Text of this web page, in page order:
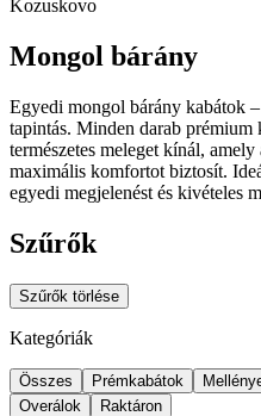
Kozuskovo
Mongol bárány
Egyedi mongol bárány kabátok
tapintás. Minden darab
természetes meleget kínál,
maximális komfortot biztosít.
egyedi megjelenést és kivételes
Szűrők
Szűrők törlése
Kategóriák
Összes Prémkabátok
Overálok
Raktáron